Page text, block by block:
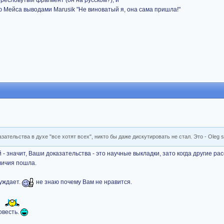
Мейса выводами Marusik "Не виноватый я, она сама пришла!"
в духе "все хотят всех", никто бы даже дискутировать не стал. Это - Oleg
значит, Ваши доказательства - это научные выкладки, зато когда другие
пошла.
не знаю почему Вам не нравится.